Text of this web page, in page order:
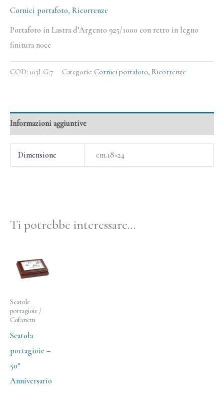
Cornici portafoto, Ricorrenze
Portafoto in Lastra d’Argento 925/1000 con retro in legno
finitura noce
COD: 103LG.7 Categorie: Cornici portafoto, Ricorrenze
Informazioni aggiuntive
Dimensione cm.18×24
Ti potrebbe interessare…
Scatole
portagioie /
Cofanetti
Scatola
portagioie –
50°
Anniversario